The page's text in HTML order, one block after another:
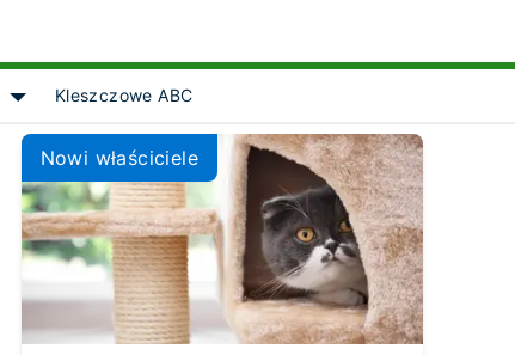
Kleszczowe ABC
Nowi właściciele